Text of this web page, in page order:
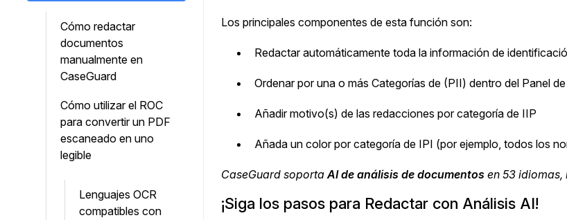
atrasado. Use Redacción de Bulto para
redactar una cantidad ilimitada de videos,
Redacción de imágenes
Ahorre el 95% de su tiempo redactando
miles de imágenes utilizando las funciones
más avanzadas
Transcripción y Traducción
Transcribe y traduce automáticamente
Cómo redactar
documentos
manualmente en
CaseGuard
Cómo utilizar el ROC
para convertir un PDF
escaneado en uno
legible
Lenguajes OCR
compatibles con
Los principales componentes de esta función son:
Redactar automáticamente toda la información de
Ordenar por una o más Categorías de (PII) dentro del Panel
Añadir motivo(s) de las redacciones por categoría de IIP
Añada un color por categoría de IPI (por ejemplo, todos los
CaseGuard soportaAI de análisis de documentos en 53 idiomas,
¡Siga los pasos para Redactar con Análisis AI!